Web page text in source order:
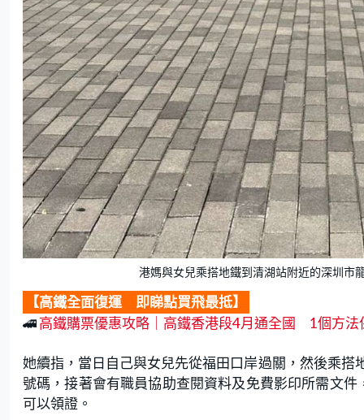
港媽與女兒乘搭地鐵到清湖站附近的深圳市
【高鐵全面復運 即睇點買飛最抵】
🚄高鐵購票優惠攻略｜高鐵香港段4月通全國 1個方法
她續指，當日自己與女兒先從福田口岸過關，然後乘
號碼，接著會有職員協助查閱資料及免費影印所需文
可以領證。